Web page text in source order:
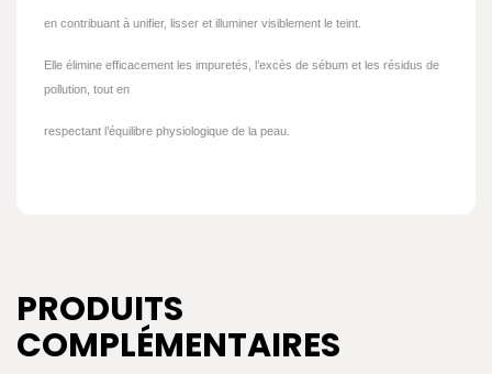
en contribuant à unifier, lisser et illuminer visiblement le teint.
Elle élimine efficacement les impuretés, l’excès de sébum et les résidus de
pollution, tout en
respectant l’équilibre physiologique de la peau.
PRODUITS
COMPLÉMENTAIRES